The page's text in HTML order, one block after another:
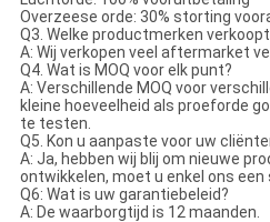
Overzeese orde: 30% storting
Q3. Welke productmerken
A: Wij verkopen veel aftermarket
Q4. Wat is MOQ voor elk punt?
A: Verschillende MOQ voor
kleine hoeveelheid als proeforde
te testen.
Q5. Kon u aanpaste voor uw
A: Ja, hebben wij blij om nieuwe
ontwikkelen, moet u enkel ons
Q6: Wat is uw garantiebeleid?
A: De waarborgtijd is 12 maanden.